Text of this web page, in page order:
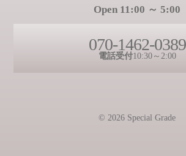
Open 11:00 ～ 5:00
070-1462-0389
電話受付10:30～2:00
© 2026 Special Grade